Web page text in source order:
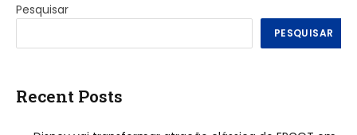
Pesquisar
PESQUISAR
Recent Posts